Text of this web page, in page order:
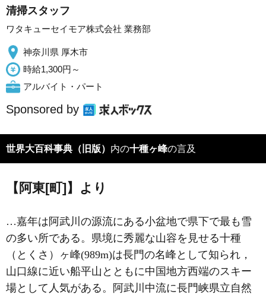
清掃スタッフ
ワタキューセイモア株式会社 業務部
神奈川県 厚木市
時給1,300円～
アルバイト・パート
Sponsored by
世界大百科事典（旧版） 内の十種ヶ峰の言及
【阿東[町]】より
…嘉年は阿武川の源流にある小盆地で県下で最も雪
の多い所である。県境に秀麗な山容を見せる十種
（とくさ）ヶ峰(989m)は長門の名峰として知られ，
山口線に近い船平山とともに中国地方西端のスキー
場として人気がある。阿武川中流に長門峡県立自然